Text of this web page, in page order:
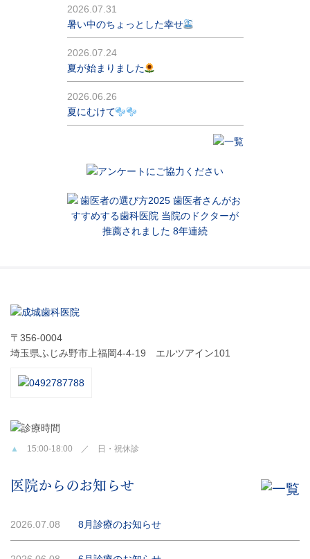
2026.07.31
暑い中のちょっとした幸せ
2026.07.24
夏が始まりました
2026.06.26
夏にむけて
〒356-0004
埼玉県ふじみ野市上福岡4-4-19 エルツアイン101
▲ 15:00-18:00 ／ 日・祝休診
医院からのお知らせ
2026.07.08 8月診療のお知らせ